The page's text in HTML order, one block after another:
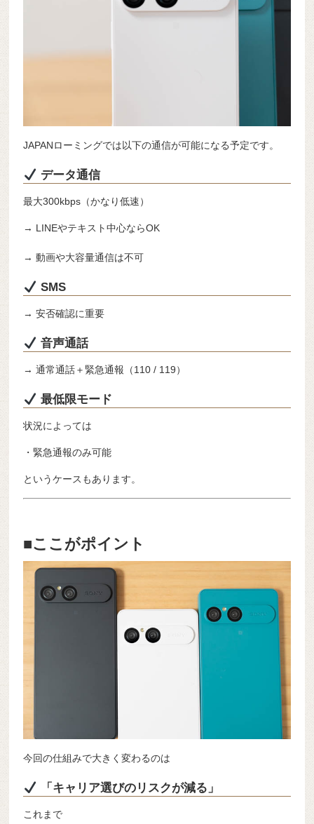
JAPANローミングでは以下の通信が可能になる予定です。
データ通信
最大300kbps（かなり低速）
→ LINEやテキスト中心ならOK
→ 動画や大容量通信は不可
SMS
→ 安否確認に重要
音声通話
→ 通常通話＋緊急通報（110 / 119）
最低限モード
状況によっては
・緊急通報のみ可能
というケースもあります。
■ここがポイント
今回の仕組みで大きく変わるのは
「キャリア選びのリスクが減る」
これまで